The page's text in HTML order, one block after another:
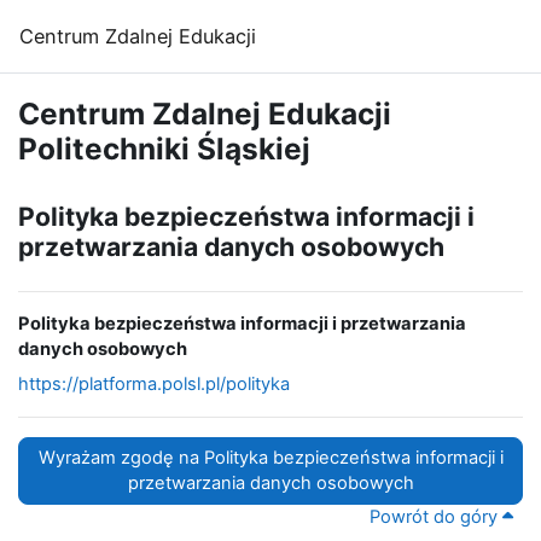
Centrum Zdalnej Edukacji
Centrum Zdalnej Edukacji
Politechniki Śląskiej
Polityka bezpieczeństwa informacji i
przetwarzania danych osobowych
Polityka bezpieczeństwa informacji i przetwarzania
danych osobowych
https://platforma.polsl.pl/polityka
Wyrażam zgodę na Polityka bezpieczeństwa informacji i
przetwarzania danych osobowych
Powrót do góry